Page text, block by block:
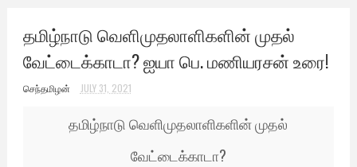
தமிழ்நாடு வெளிமுதலாளிகளின் முதல்
வேட்டைக்காடா? ஐயா பெ. மணியரசன் உரை!
செந்தமிழன் JULY 31, 2021
தமிழ்நாடு வெளிமுதலாளிகளின் முதல்
வேட்டைக்காடா?